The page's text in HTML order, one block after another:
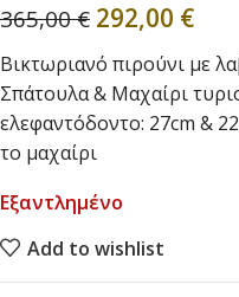
365,00€ 292,00 €
Βικτωριανό πιρούνι με
Σπάτουλα & Μαχαίρι
ελεφαντόδοντο: 27cm &
το μαχαίρι
Εξαντλημένο
Add to wishlist